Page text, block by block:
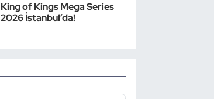
King of Kings Mega Series
2026 İstanbul’da!